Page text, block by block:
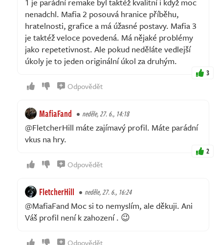
nenadchl. Mafia 2 posouvá hranice příběhu,
hratelnosti, grafice a má úžasné postavy. Mafia 3
je taktéž veloce povedená. Má nějaké problémy
jako repetetivnost. Ale pokud neděláte vedlejší
úkoly je to jeden originální úkol za druhým.
3
Odpovědět
MafiaFand neděle, 27. 6., 14:18
@FletcherHill máte zajímavý profil. Máte parádní
vkus na hry.
2
Odpovědět
FletcherHill neděle, 27. 6., 16:24
@MafiaFand Moc si to nemyslím, ale děkuji. Ani
Váš profil není k zahození . 😉
Odpovědět